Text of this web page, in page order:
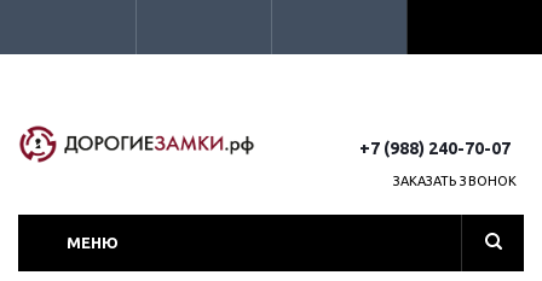
+7 (988) 240-70-07
ЗАКАЗАТЬ ЗВОНОК
МЕНЮ